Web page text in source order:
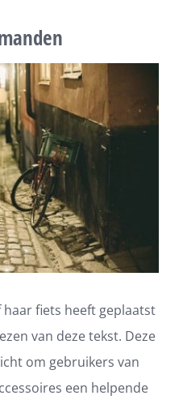
fiets heeft geplaatst
van deze tekst. Deze
om gebruikers van
een helpende